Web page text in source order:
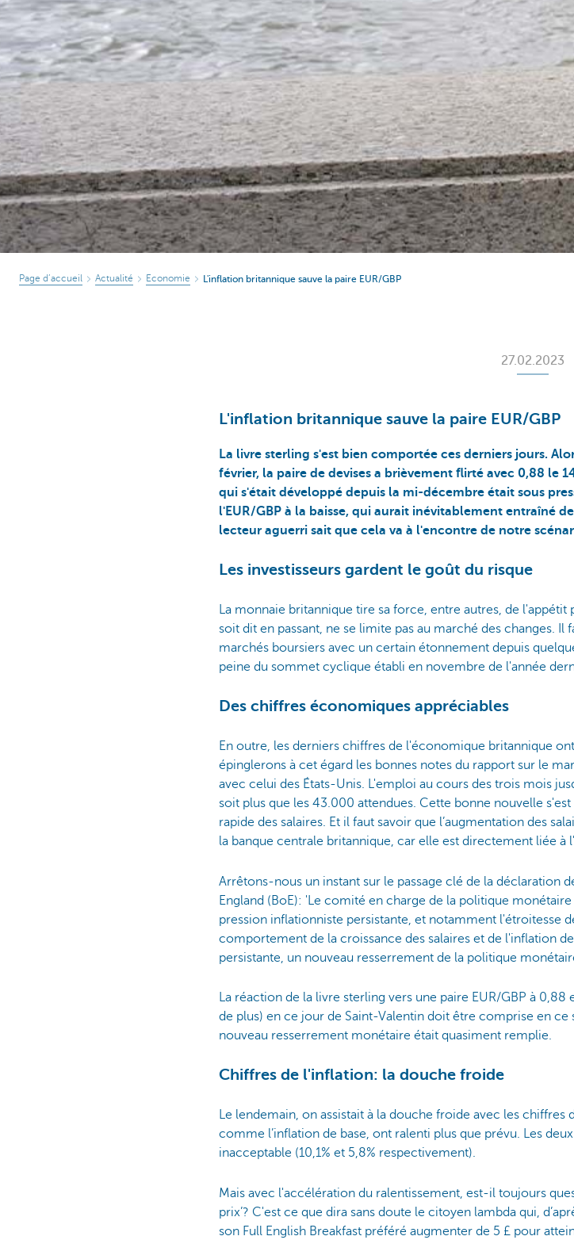
Page d’accueil Actualité Economie L'inflation britannique sauve la paire EUR/GBP
27.02.2023
L'inflation britannique sauve la paire EUR/GBP
La livre sterling s'est bien comportée ces derniers jours.
février, la paire de devises a brièvement flirté avec 0,88 le
qui s'était développé depuis la mi-décembre était sous
l'EUR/GBP à la baisse, qui aurait inévitablement entraîné
lecteur aguerri sait que cela va à l'encontre de notre
Les investisseurs gardent le goût du risque
La monnaie britannique tire sa force, entre autres, de l'appétit
soit dit en passant, ne se limite pas au marché des changes. Il
marchés boursiers avec un certain étonnement depuis
peine du sommet cyclique établi en novembre de l'année
Des chiffres économiques appréciables
En outre, les derniers chiffres de l'économique britannique
épinglerons à cet égard les bonnes notes du rapport sur le
avec celui des États-Unis. L'emploi au cours des trois mois
soit plus que les 43.000 attendues. Cette bonne nouvelle
rapide des salaires. Et il faut savoir que l’augmentation des
la banque centrale britannique, car elle est directement liée
Arrêtons-nous un instant sur le passage clé de la déclaration
England (BoE): 'Le comité en charge de la politique
pression inflationniste persistante, et notamment l'étroitesse
comportement de la croissance des salaires et de l'inflation
persistante, un nouveau resserrement de la politique
La réaction de la livre sterling vers une paire EUR/GBP à
de plus) en ce jour de Saint-Valentin doit être comprise en ce
nouveau resserrement monétaire était quasiment remplie.
Chiffres de l'inflation: la douche froide
Le lendemain, on assistait à la douche froide avec les
comme l’inflation de base, ont ralenti plus que prévu. Les
inacceptable (10,1% et 5,8% respectivement).
Mais avec l'accélération du ralentissement, est-il toujours
prix’? C'est ce que dira sans doute le citoyen lambda qui,
son Full English Breakfast préféré augmenter de 5 £ pour